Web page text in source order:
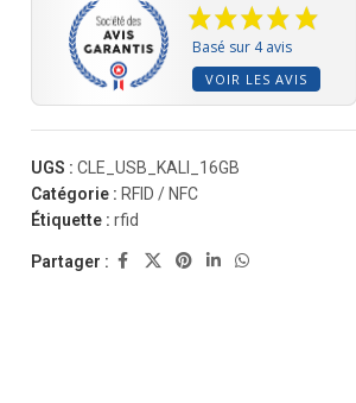
Basé sur 4 avis
VOIR LES AVIS
UGS : CLE_USB_KALI_16GB
Catégorie : RFID / NFC
Étiquette : rfid
Partager :